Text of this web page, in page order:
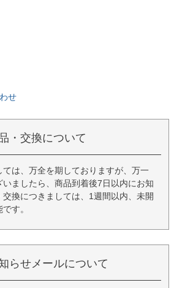
せ
・交換について
は、万全を期しておりますが、万一
ましたら、商品到着後7日以内にお知
換につきましては、1週間以内、未開
す。
らせメールについて